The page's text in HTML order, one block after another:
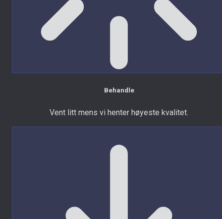
Behandle
Vent litt mens vi henter høyeste kvalitet.